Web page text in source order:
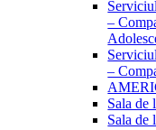
–
–
Sala de
Sala de